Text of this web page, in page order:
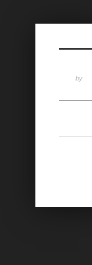
by
케치북5
케치북5